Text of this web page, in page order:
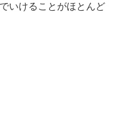
いけることがほとんど